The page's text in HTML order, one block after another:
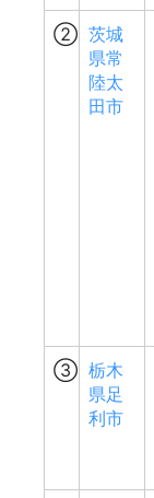
② 茨城
県常
陸太
田市
③ 栃木
県足
利市